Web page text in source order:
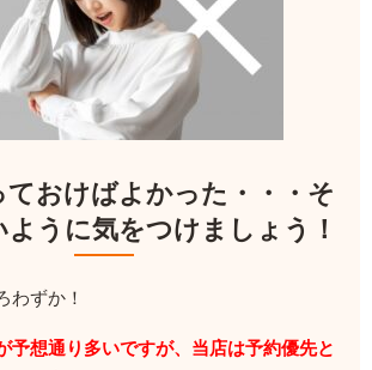
ておけばよかった・・・そ
ように気をつけましょう！
わずか！
予想通り多いですが、当店は予約優先と